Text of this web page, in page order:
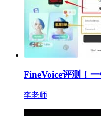
FineVoice评测！
李老师